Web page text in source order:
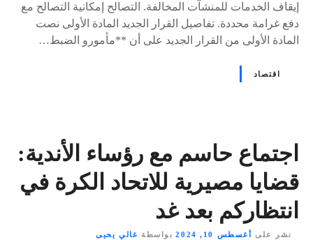
إيقاف الخدمات للمنشآت المخالفة. التصالح إمكانية التصالح مع
دفع غرامة محددة. تفاصيل القرار الجديد المادة الأولى نصت
المادة الأولى من القرار الجديد على أن **مأمورو الضبط…
اقتصاد
اجتماع حاسم مع رؤساء الأندية:
قضايا مصيرية للاتحاد الكرة في
انتظاركم بعد غد
نشر على أغسطس 10, 2024 بواسطة غالي يحيى